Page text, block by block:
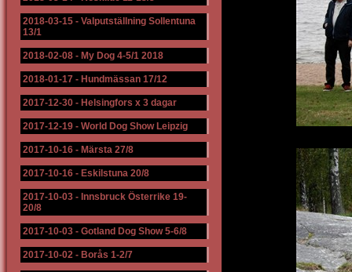
2018-03-15 - Valputställning Sollentuna
13/1
2018-02-08 - My Dog 4-5/1 2018
2018-01-17 - Hundmässan 17/12
2017-12-30 - Helsingfors x 3 dagar
2017-12-19 - World Dog Show Leipzig
2017-10-16 - Märsta 27/8
2017-10-16 - Eskilstuna 20/8
2017-10-03 - Innsbruck Österrike 19-
20/8
2017-10-03 - Gotland Dog Show 5-6/8
2017-10-02 - Borås 1-2/7